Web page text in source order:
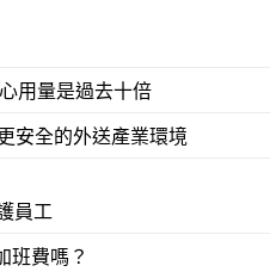
用量是過去十倍
安全的外送產業環境
員工
班費嗎？